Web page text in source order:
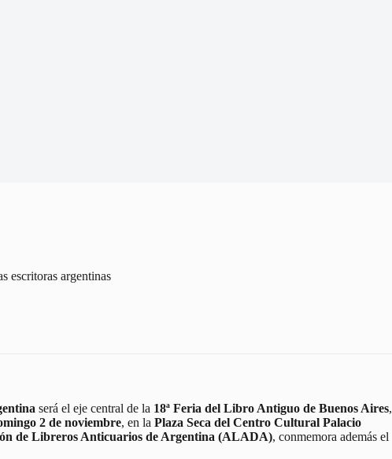
escritoras argentinas
será el eje central de la 18ª Feria del Libro Antiguo de Buenos Aires,
2 de noviembre, en la Plaza Seca del Centro Cultural Palacio
de Libreros Anticuarios de Argentina (ALADA), conmemora además el